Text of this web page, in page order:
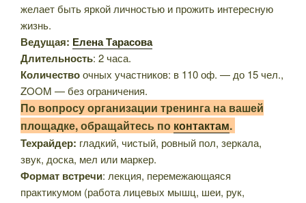
желает быть яркой личностью и прожить интересную
жизнь.
Ведущая: Елена Тарасова
Длительность: 2 часа.
Количествоочных участников: в 110 оф. — до 15 чел.,
ZOOM — без ограничения.
По вопросу организации тренинга на вашей
площадке, обращайтесь по контактам.
Техрайдер: гладкий, чистый, ровный пол, зеркала,
звук, доска, мел или маркер.
Формат встречи: лекция, перемежающаяся
практикумом (работа лицевых мышц, шеи, рук,